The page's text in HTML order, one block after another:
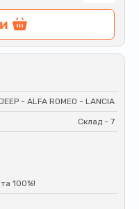
- ALFA ROMEO - LANCIA
Склад - 7
100%!